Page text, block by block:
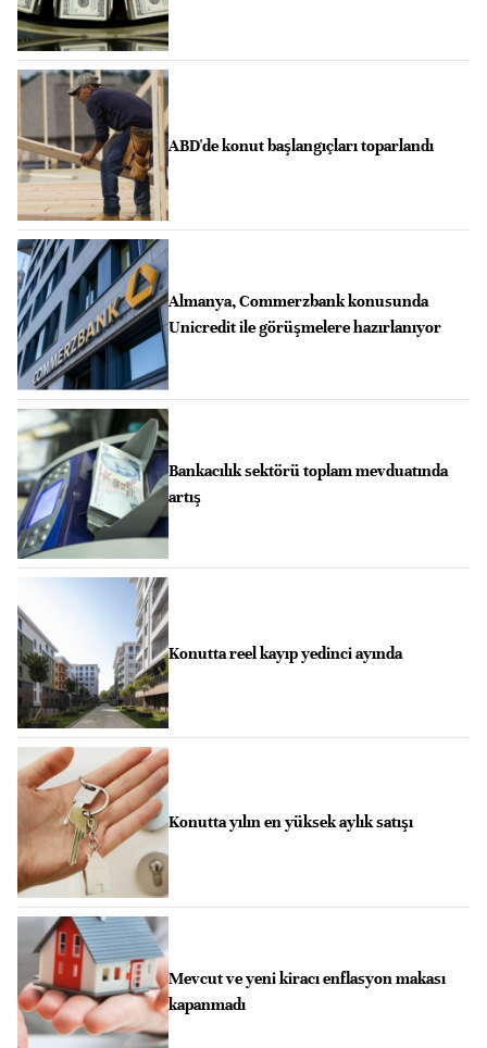
ABD'de konut başlangıçları toparlandı
Almanya, Commerzbank konusunda
Unicredit ile görüşmelere hazırlanıyor
Bankacılık sektörü toplam mevduatında
artış
Konutta reel kayıp yedinci ayında
Konutta yılın en yüksek aylık satışı
Mevcut ve yeni kiracı enflasyon makası
kapanmadı